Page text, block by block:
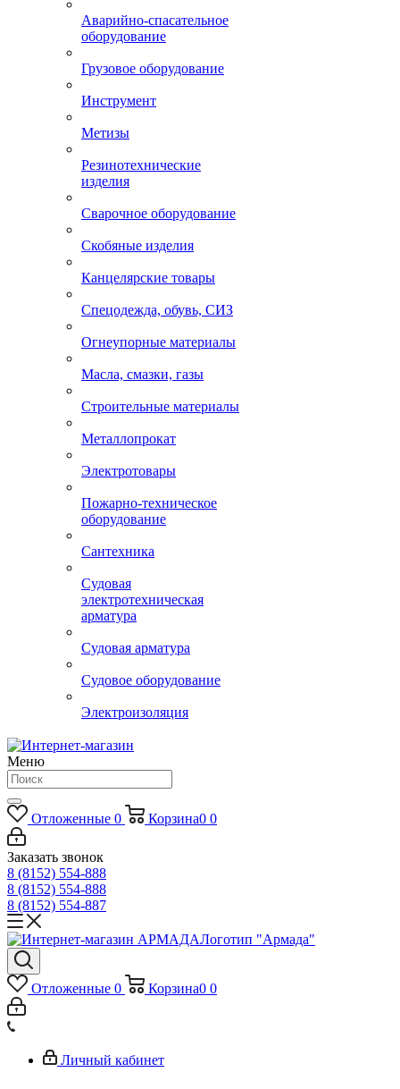
Аварийно-спасательное
оборудование
Грузовое оборудование
Инструмент
Метизы
Резинотехнические
изделия
Сварочное оборудование
Скобяные изделия
Канцелярские товары
Спецодежда, обувь, СИЗ
Огнеупорные материалы
Масла, смазки, газы
Строительные материалы
Металлопрокат
Электротовары
Пожарно-техническое
оборудование
Сантехника
Судовая
электротехническая
арматура
Судовая арматура
Судовое оборудование
Электроизоляция
Меню
Отложенные 0 Корзина0 0
Заказать звонок
8 (8152) 554-888
8 (8152) 554-888
8 (8152) 554-887
Логотип "Армада"
Отложенные 0 Корзина0 0
Личный кабинет